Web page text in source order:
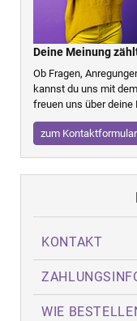
Deine Meinung
Ob Fragen,
kannst du uns mit
freuen uns über deine
zum Kontaktformular
KONTAKT
WIE